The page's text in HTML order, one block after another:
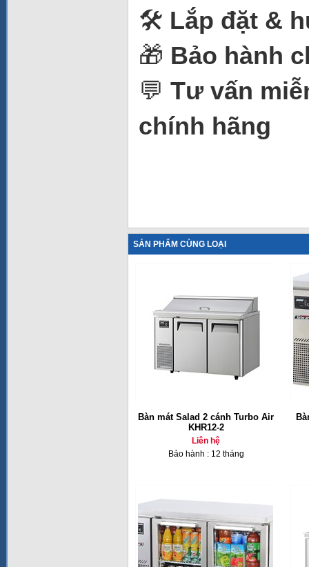
🛠️ Lắp đặt & h
🎁 Bảo hành
💬 Tư vấn miễ
chính hãng
SẢN PHẨM CÙNG LOẠI
Bàn mát Salad 2 cánh Turbo Air
KHR12-2
Liên hệ
Bảo hành : 12 tháng